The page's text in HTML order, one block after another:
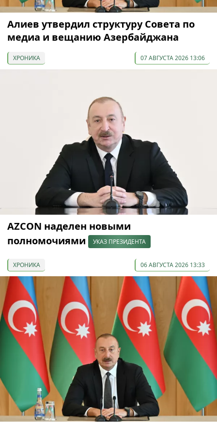
Алиев утвердил структуру Совета по
медиа и вещанию Азербайджана
ХРОНИКА 07 АВГУСТА 2026 13:06
AZCON наделен новыми
полномочиями
УКАЗ ПРЕЗИДЕНТА
ХРОНИКА 06 АВГУСТА 2026 13:33